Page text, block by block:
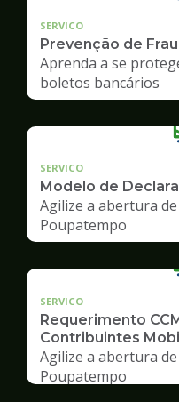
SERVICO
Prevenção de
Aprenda a se
boletos bancários
SERVICO
Modelo de
Agilize a abertura
Poupatempo
SERVICO
Requerimento
Contribuintes
Agilize a abertura
Poupatempo